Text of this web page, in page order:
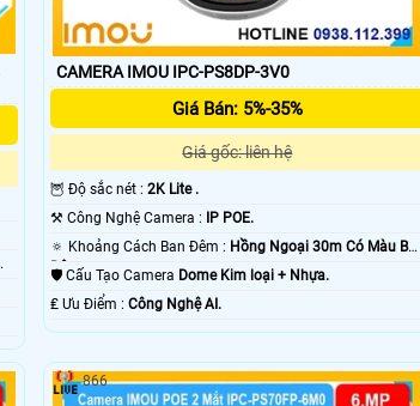
CAMERA IMOU IPC-PS8DP-3V0
Giá Bán: 5%-35%
Giá gốc: liên hệ
🦉 Độ sắc nét : 2K Lite .
⚒ Công Nghệ Camera :
IP POE.
🔅 Khoảng Cách Ban Đêm : Hồng Ngoại 30m Có Màu
Ðêm.🛡 Cấu Tạo Camera Dome Kim loại + Nhựa.
️₤ Ưu Điểm : Công Nghệ AI.
866